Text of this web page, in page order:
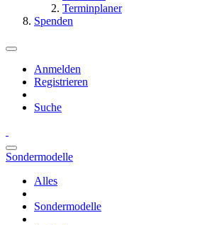
Terminplaner
Spenden
Anmelden
Registrieren
Suche
Sondermodelle
Alles
Sondermodelle